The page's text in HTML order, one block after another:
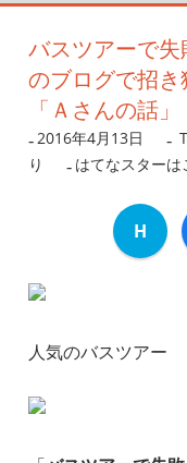
バスツアーで
のブログで招
「Ａさんの話
2016年4月13日
り
はてなスターは
H
人気のバスツアー